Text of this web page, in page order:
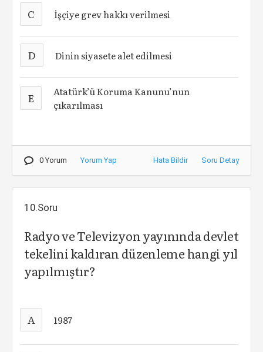
C İşçiye grev hakkı verilmesi
D Dinin siyasete alet edilmesi
E
Atatürk’ü Koruma Kanunu’nun
çıkarılması
0 Yorum Yorum Yap Hata Bildir Soru Detay
10.Soru
Radyo ve Televizyon yayınında devlet
tekelini kaldıran düzenleme hangi yıl
yapılmıştır?
A 1987